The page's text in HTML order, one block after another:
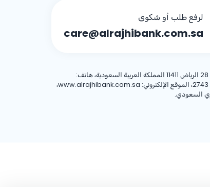
لرفع طلب أو شكوى
care@alrajhibank.com.sa
، 8001244455 العنوان الوطني: شركة الراجحي المصرفية للاستثمار، 8467 طريق الملك فهد – حي المروج، وحدة رقم (1)، الرياض 12263 – 2743، الموقع الإلكتروني: www.alrajhibank.com.sa،